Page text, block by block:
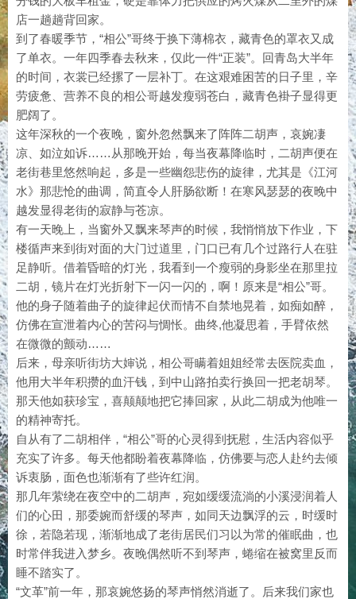
店一趟趟背回家。
到了春暖季节，“相公”哥终于换下薄棉衣，藏青色的罩衣又成
了单衣。一年四季春去秋来，仅此一件“正装”。回青岛大半年
的时间，衣裳已经摞了一层补丁。在这艰难困苦的日子里，辛
劳疲惫、营养不良的相公哥越发瘦弱苍白，藏青色褂子显得更
肥阔了。
这年深秋的一个夜晚，窗外忽然飘来了阵阵二胡声，哀婉凄
凉、如泣如诉……从那晚开始，每当夜幕降临时，二胡声便在
老街巷里悠然响起，多是一些幽怨悲伤的旋律，尤其是《江河
水》那悲怆的曲调，简直令人肝肠欲断！在寒风瑟瑟的夜晚中
越发显得老街的寂静与苍凉。
有一天晚上，当窗外又飘来琴声的时候，我悄悄放下作业，下
楼循声来到街对面的大门过道里，门口已有几个过路行人在驻
足静听。借着昏暗的灯光，我看到一个瘦弱的身影坐在那里拉
二胡，镜片在灯光折射下一闪一闪的，啊！原来是“相公”哥。
他的身子随着曲子的旋律起伏而情不自禁地晃着，如痴如醉，
仿佛在宣泄着内心的苦闷与惆怅。曲终,他凝思着，手臂依然
在微微的颤动……
后来，母亲听街坊大婶说，相公哥瞒着姐姐经常去医院卖血，
他用大半年积攒的血汗钱，到中山路拍卖行换回一把老胡琴。
那天他如获珍宝，喜颠颠地把它捧回家，从此二胡成为他唯一
的精神寄托。
自从有了二胡相伴，“相公”哥的心灵得到抚慰，生活内容似乎
充实了许多。每天他都盼着夜幕降临，仿佛要与恋人赴约去倾
诉衷肠，面色也渐渐有了些许红润。
那几年萦绕在夜空中的二胡声，宛如缓缓流淌的小溪浸润着人
们的心田，那委婉而舒缓的琴声，如同天边飘浮的云，时缓时
徐，若隐若现，渐渐地成了老街居民们习以为常的催眠曲，也
时常伴我进入梦乡。夜晚偶然听不到琴声，蜷缩在被窝里反而
睡不踏实了。
“文革”前一年，那哀婉悠扬的琴声悄然消逝了。后来我们家也